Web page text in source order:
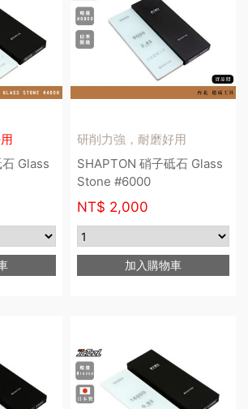
Glass
研削力強，耐磨好用
SHAPTON 硝子砥石 Glass
Stone #6000
NT$ 2,000
加入購物車